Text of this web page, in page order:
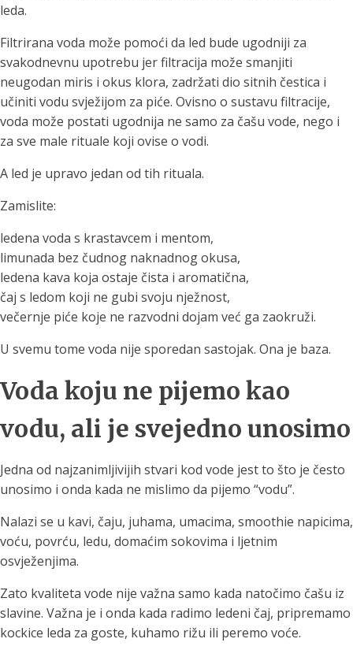
leda.
Filtrirana voda može pomoći da led bude ugodniji za
svakodnevnu upotrebu jer filtracija može smanjiti
neugodan miris i okus klora, zadržati dio sitnih čestica i
učiniti vodu svježijom za piće. Ovisno o sustavu filtracije,
voda može postati ugodnija ne samo za čašu vode, nego i
za sve male rituale koji ovise o vodi.
A led je upravo jedan od tih rituala.
Zamislite:
ledena voda s krastavcem i mentom,
limunada bez čudnog naknadnog okusa,
ledena kava koja ostaje čista i aromatična,
čaj s ledom koji ne gubi svoju nježnost,
večernje piće koje ne razvodni dojam već ga zaokruži.
U svemu tome voda nije sporedan sastojak. Ona je baza.
Voda koju ne pijemo kao
vodu, ali je svejedno unosimo
Jedna od najzanimljivijih stvari kod vode jest to što je često
unosimo i onda kada ne mislimo da pijemo “vodu”.
Nalazi se u kavi, čaju, juhama, umacima, smoothie napicima,
voću, povrću, ledu, domaćim sokovima i ljetnim
osvježenjima.
Zato kvaliteta vode nije važna samo kada natočimo čašu iz
slavine. Važna je i onda kada radimo ledeni čaj, pripremamo
kockice leda za goste, kuhamo rižu ili peremo voće.